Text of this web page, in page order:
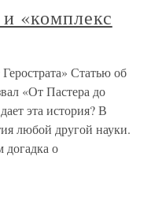
«комплекс
Статью об
«От Пастера до
эта история? В
любой другой науки.
догадка о